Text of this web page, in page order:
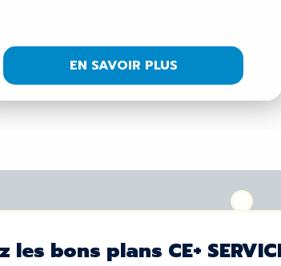
EN SAVOIR PLUS
bons plans CE+